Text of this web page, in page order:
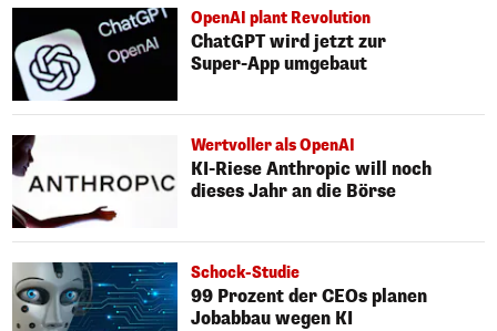
OpenAI plant Revolution
ChatGPT wird jetzt zur
Super-App umgebaut
Wertvoller als OpenAI
KI-Riese Anthropic will noch
dieses Jahr an die Börse
Schock-Studie
99 Prozent der CEOs planen
Jobabbau wegen KI